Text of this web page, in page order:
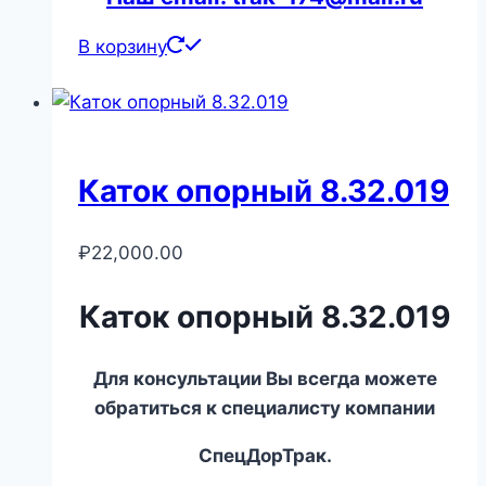
В корзину
Каток опорный 8.32.019
₽22,000.00
Каток опорный 8.32.019
Для консультации Вы всегда можете
обратиться к специалисту компании
СпецДорТрак.